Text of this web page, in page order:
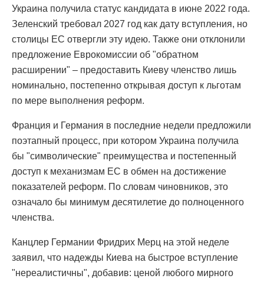
Украина получила статус кандидата в июне 2022 года.
Зеленский требовал 2027 год как дату вступления, но
столицы ЕС отвергли эту идею. Также они отклонили
предложение Еврокомиссии об "обратном
расширении" – предоставить Киеву членство лишь
номинально, постепенно открывая доступ к льготам
по мере выполнения реформ.
Франция и Германия в последние недели предложили
поэтапный процесс, при котором Украина получила
бы "символические" преимущества и постепенный
доступ к механизмам ЕС в обмен на достижение
показателей реформ. По словам чиновников, это
означало бы минимум десятилетие до полноценного
членства.
Канцлер Германии Фридрих Мерц на этой неделе
заявил, что надежды Киева на быстрое вступление
"нереалистичны", добавив: ценой любого мирного